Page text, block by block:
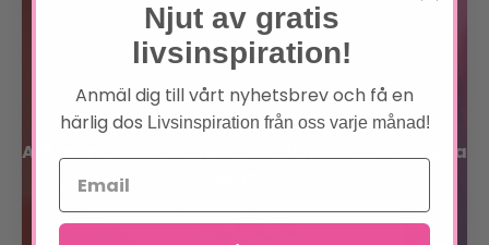
Förtur till boknyheter
Exklusiva erbjudanden
Allt inom sinne, kropp och själ på en och samma
Njut av gratis
livsinspiration!
Anmäl dig till vårt nyhetsbrev och få en
härlig dos Livsinspiration från oss varje månad!